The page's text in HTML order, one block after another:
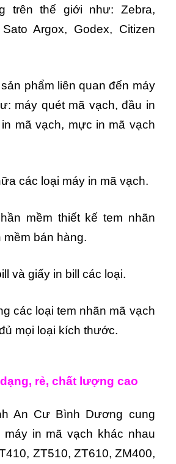
trên thế giới như: Zebra,
Argox, Godex, Citizen
phẩm liên quan đến máy
máy quét mã vạch, đầu in
mã vạch, mực in mã vạch
các loại máy in mã vạch.
mềm thiết kế tem nhãn
mềm bán hàng.
và giấy in bill các loại.
các loại tem nhãn mã vạch
mọi loại kích thước.
rẻ, chất lượng cao
An Cư Bình Dương cung
máy in mã vạch khác nhau
ZT510, ZT610, ZM400,